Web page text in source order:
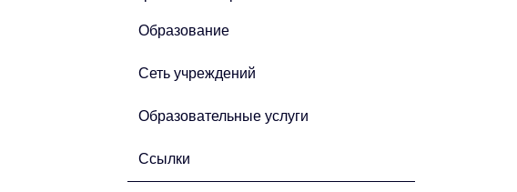
Образование
Сеть учреждений
Образовательные услуги
Ссылки